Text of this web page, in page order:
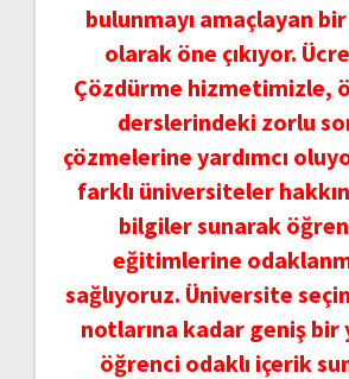
bulunmayı amaçlayan
olarak öne çıkıyor.
Çözdürme hizmetimizle,
derslerindeki zorlu
çözmelerine yardımcı
farklı üniversiteler
bilgiler sunarak
eğitimlerine
sağlıyoruz. Üniversite
notlarına kadar geniş bir
öğrenci odaklı içerik